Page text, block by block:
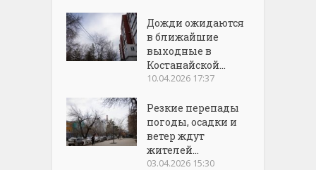
Дожди ожидаются
в ближайшие
выходные в
Костанайской...
10.04.2026 17:37
Резкие перепады
погоды, осадки и
ветер ждут
жителей...
03.04.2026 15:30